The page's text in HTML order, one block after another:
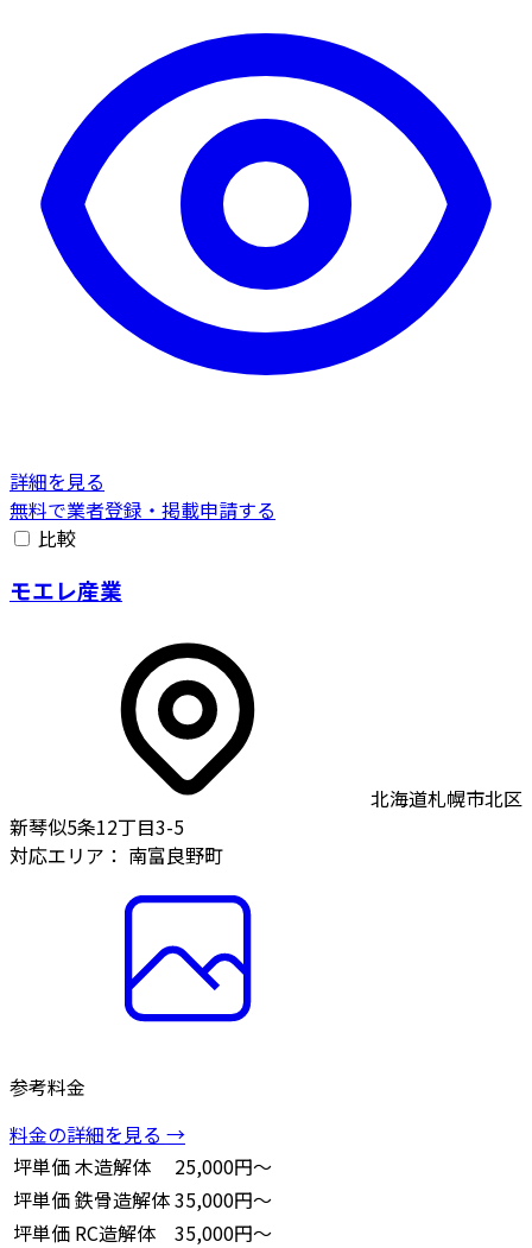
詳細を見る
無料で業者登録・掲載申請する
比較
モエレ産業
北海道札幌市北区
新琴似5条12丁目3-5
対応エリア： 南富良野町
参考料金
料金の詳細を見る →
坪単価木造解体
25,000円～
坪単価鉄骨造解体35,000円～
坪単価 RC造解体
35,000円～